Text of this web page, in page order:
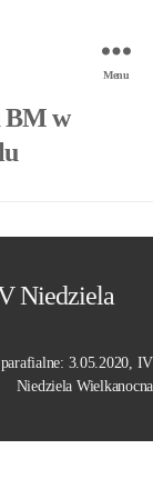
BM w
Menu
Niedziela
parafialne: 3.05.2020, IV
Niedziela Wielkanocna